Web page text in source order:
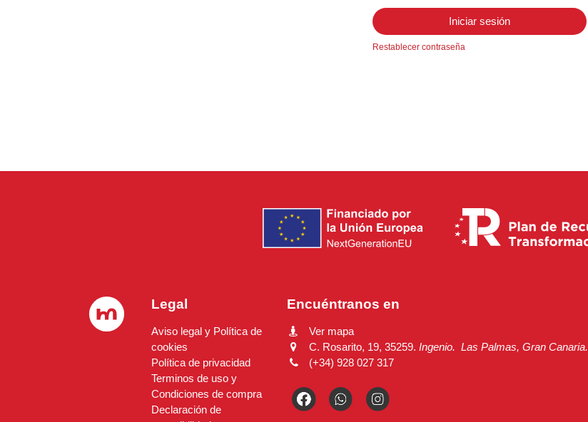
Iniciar sesión
Restablecer contraseña
Legal
Aviso legal y Política de
cookies
Política de privacidad
Terminos de uso y
Condiciones de compra
Declaración de
Encuéntranos en
Ver mapa
C. Rosarito, 19, 35259.Ingenio. Las Palmas, Gran Canaria.
(+34) 928 027 317